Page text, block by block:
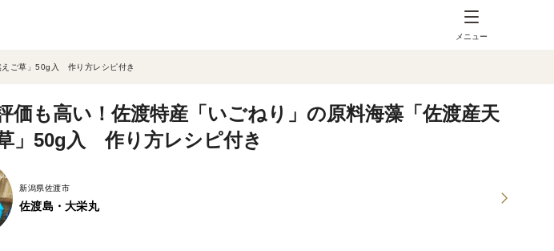
メニュー
えご草」50g入 作り方レシピ付き
価も高い！佐渡特産「いごねり」の原料海藻「佐渡産天
」50g入 作り方レシピ付き
新潟県佐渡市
佐渡島・大栄丸